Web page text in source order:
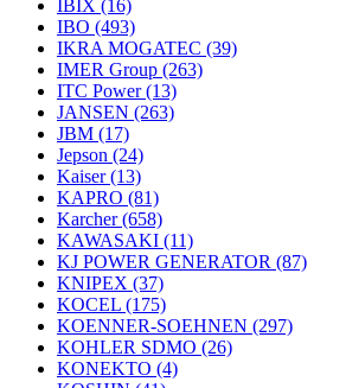
IBIX (16)
IBO (493)
IKRA MOGATEC (39)
IMER Group (263)
ITC Power(13)
JANSEN (263)
JBM (17)
Jepson (24)
Kaiser(13)
KAPRO (81)
Karcher(658)
KAWASAKI (11)
KJ POWER GENERATOR (87)
KNIPEX (37)
KOCEL (175)
KOENNER-SOEHNEN (297)
KOHLER SDMO (26)
KONEKTO (4)